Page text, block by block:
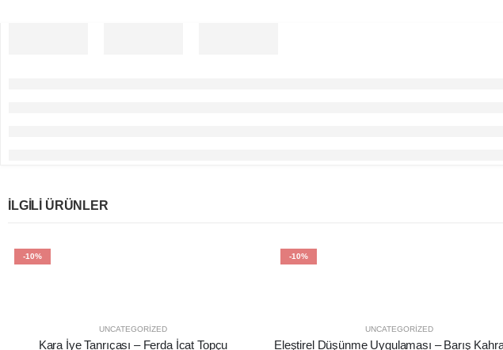
İLGILI ÜRÜNLER
-10%
UNCATEGORIZED
Kara İye Tanrıçası – Ferda İcat Topçu
-10%
UNCATEGORIZED